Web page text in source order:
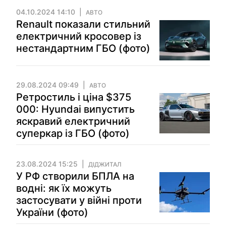
04.10.2024 14:10 АВТО
Renault показали стильний
електричний кросовер із
нестандартним ГБО (фото)
29.08.2024 09:49 АВТО
Ретростиль і ціна $375
000: Hyundai випустить
яскравий електричний
суперкар із ГБО (фото)
23.08.2024 15:25 ДІДЖИТАЛ
У РФ створили БПЛА на
водні: як їх можуть
застосувати у війні проти
України (фото)